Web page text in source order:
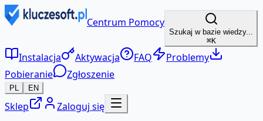
Centrum Pomocy
Szukaj w bazie wiedzy...
⌘K
Instalacja Aktywacja FAQ
Problemy
Pobieranie
Zgłoszenie
PL EN
Sklep
Zaloguj się